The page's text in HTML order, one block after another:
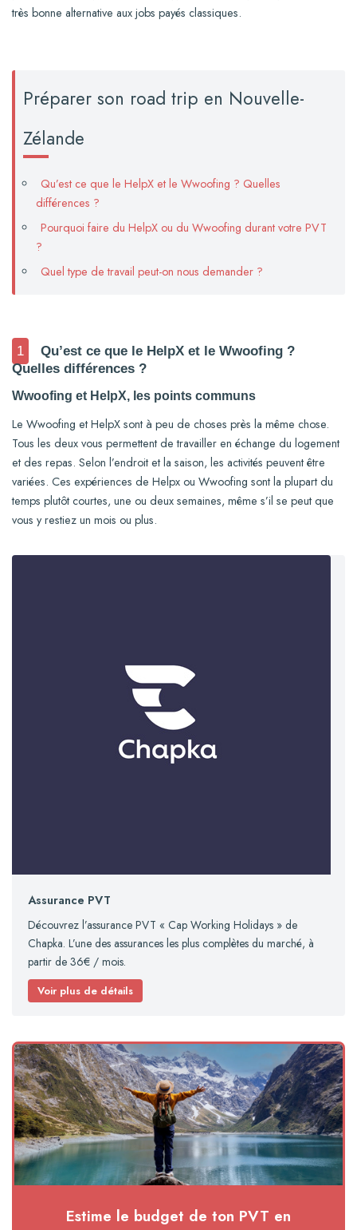
très bonne alternative aux jobs payés classiques.
Préparer son road trip en Nouvelle-
Zélande
Qu’est ce que le HelpX et le Wwoofing ? Quelles
différences ?
Pourquoi faire du HelpX ou du Wwoofing durant votre PVT
?
Quel type de travail peut-on nous demander ?
1
Qu’est ce que le HelpX et le Wwoofing ?
Quelles différences ?
Wwoofing et HelpX, les points communs
Le Wwoofing et HelpX sont à peu de choses près la même chose.
Tous les deux vous permettent de travailler en échange du logement
et des repas. Selon l’endroit et la saison, les activités peuvent être
variées. Ces expériences de Helpx ou Wwoofing sont la plupart du
temps plutôt courtes, une ou deux semaines, même s’il se peut que
vous y restiez un mois ou plus.
Assurance PVT
Découvrez l’assurance PVT « Cap Working Holidays » de
Chapka. L’une des assurances les plus complètes du marché, à
partir de 36€ / mois.
Voir plus de détails
Estime le budget de ton PVT en